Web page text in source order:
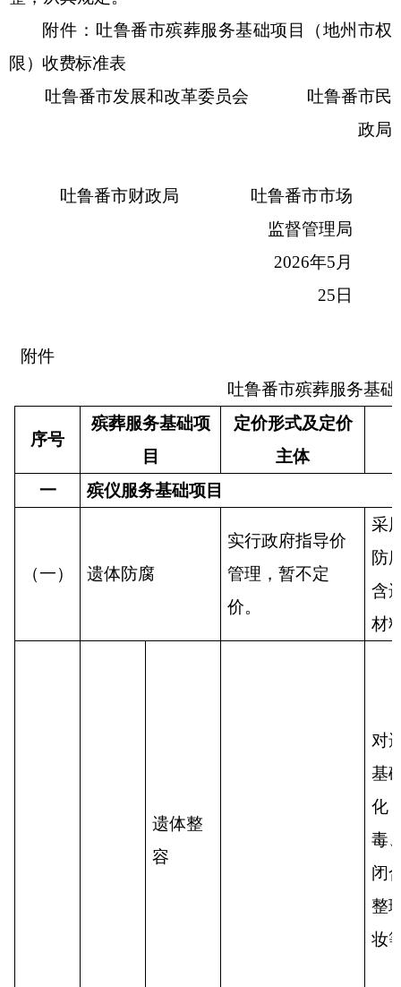
附件： 吐鲁番市殡葬服务基础项目（地州市权
限）收费标准表
吐鲁番市发展和改革委员会 吐鲁番市民
政局
吐鲁番市财政局 吐鲁番市市场
监督管理局
2026年5 月
25 日
附件
吐鲁番市殡葬服务基
序号
殡葬服务基础项
目
定价形式及定价
主体
一
殡仪服务基础项目
（一） 遗体防腐
实行政府指导价
管理，暂不定
价。
采
防
含
材
遗体整
容
对
基
化
毒
闭
整
妆